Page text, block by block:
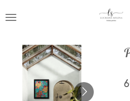
au
principal